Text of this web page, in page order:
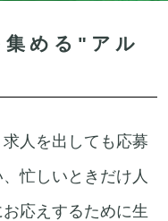
める"アル
人を出しても応募
忙しいときだけ人
応えするために生